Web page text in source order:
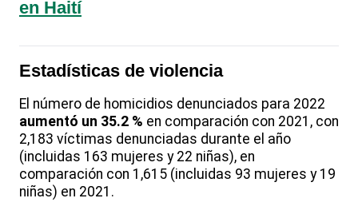
en Haití
Estadísticas de violencia
El número de homicidios denunciados para 2022
aumentó un 35.2 % en comparación con 2021, con
2,183 víctimas denunciadas durante el año
(incluidas 163 mujeres y 22 niñas), en
comparación con 1,615 (incluidas 93 mujeres y 19
niñas) en 2021.